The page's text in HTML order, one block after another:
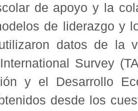
de apoyo y la
de liderazgo y
datos de la
Survey
y el Desarrollo
desde los